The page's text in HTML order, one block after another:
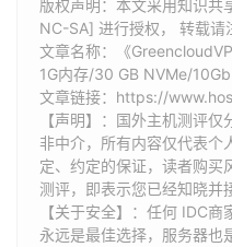
版权声明：本文采用知识
NC-SA] 进行授权， 转载请
文章名称：《
1G内存/30 GB NVMe/
文章链接： https://
【声明】：国外主机测评
非中介，所有内容仅代表个
定、约定的保证，读者购买
测评，即表示您已经知晓并
【关于安全】：任何 IDC
永远是最佳选择，服务器也